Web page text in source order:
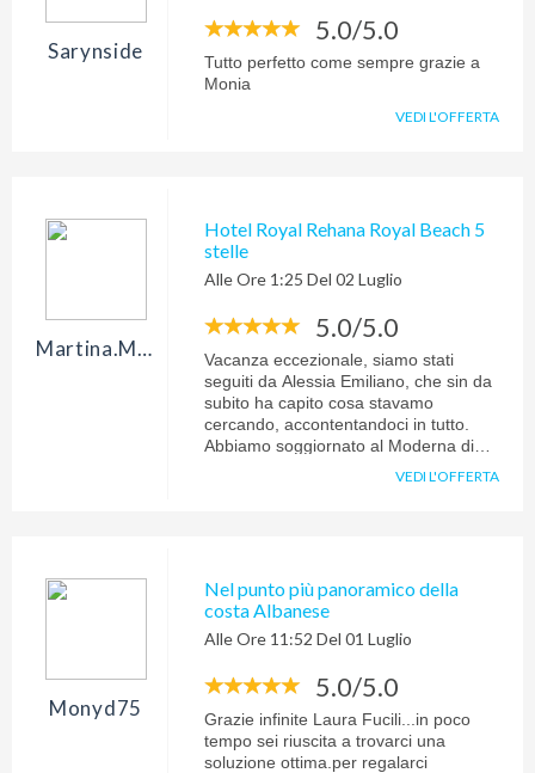
Sarynside
5.0/5.0
Tutto perfetto come sempre grazie a
Monia
VEDI L'OFFERTA
Martina.micheletti
Hotel Royal Rehana Royal Beach 5
stelle
Alle Ore 1:25 Del 02 Luglio
5.0/5.0
Vacanza eccezionale, siamo stati
seguiti da Alessia Emiliano, che sin da
subito ha capito cosa stavamo
cercando, accontentandoci in tutto.
Abbiamo soggiornato al Moderna di
posto che ti permette davvero di
staccare la spina e rilassarti grazie a
tutti i confort che tramite Alessia
vivamente di andare a visitare questo
posto. Noi di certo, ci affideremo di
sicuro per il prossimo viaggio a voi e
ad Alessia. Grazie ancora...
VEDI L'OFFERTA
Monyd75
Nel punto più panoramico della
costa Albanese
Alle Ore 11:52 Del 01 Luglio
5.0/5.0
Grazie infinite Laura Fucili...in poco
tempo sei riuscita a trovarci una
soluzione ottima.per regalarci